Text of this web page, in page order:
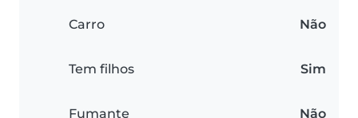
Carro Não
Tem filhos Sim
Fumante Não